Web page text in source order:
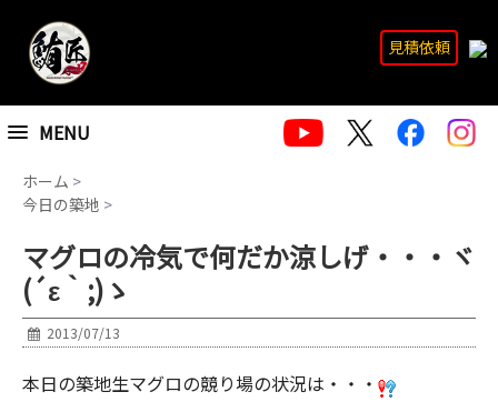
MENU
見積依頼
ホーム >
今日の築地 >
マグロの冷気で何だか涼しげ・・・ヾ
(´ε｀;)ゝ
2013/07/13
本日の築地生マグロの競り場の状況は・・・